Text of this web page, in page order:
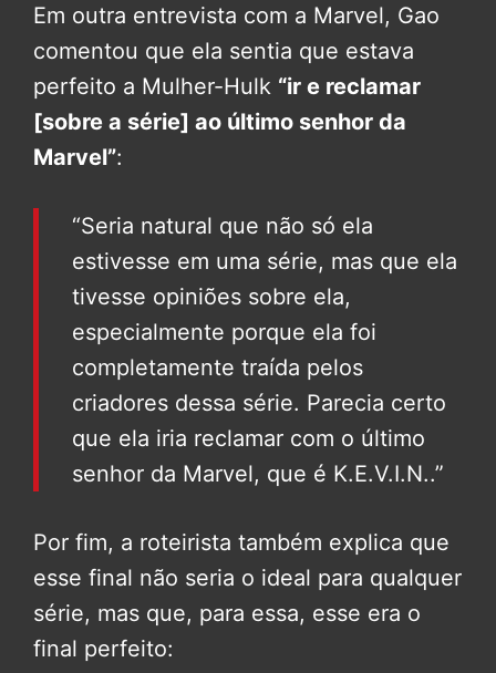
Em outra entrevista com a Marvel, Gao
comentou que ela sentia que estava
perfeito a Mulher-Hulk “ir e reclamar
[sobre a série] ao último senhor da
Marvel”:
“Seria natural que não só ela
estivesse em uma série, mas que ela
tivesse opiniões sobre ela,
especialmente porque ela foi
completamente traída pelos
criadores dessa série. Parecia certo
que ela iria reclamar com o último
senhor da Marvel, que é K.E.V.I.N..”
Por fim, a roteirista também explica que
esse final não seria o ideal para qualquer
série, mas que, para essa, esse era o
final perfeito: